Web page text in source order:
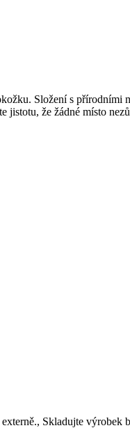
Složení s přírodními
že žádné místo
Skladujte výrobek